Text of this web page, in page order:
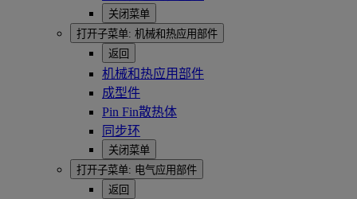
关闭菜单
打开子菜单: 机械和热应用部件
返回
机械和热应用部件
成型件
Pin Fin散热体
同步环
关闭菜单
打开子菜单: 电气应用部件
返回